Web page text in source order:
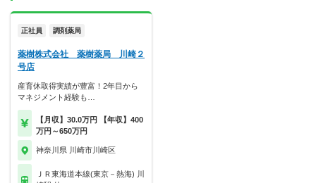
正社員 調剤薬局
薬樹株式会社 薬樹薬局 川崎２
号店
産育休取得実績が豊富！2年目から
マネジメント経験も…
【月収】30.0万円 【年収】400
万円～650万円
神奈川県 川崎市川崎区
ＪＲ東海道本線(東京－熱海) 川